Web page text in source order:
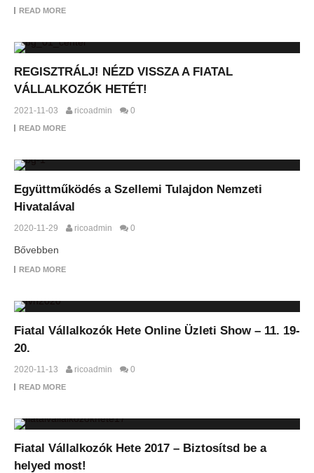
READ MORE
REGISZTRÁLJ! NÉZD VISSZA A FIATAL
VÁLLALKOZÓK HETÉT!
2021-11-03 ricoadmin 0
READ MORE
Együttműködés a Szellemi Tulajdon Nemzeti
Hivatalával
2020-11-29 ricoadmin 0
Bővebben
READ MORE
Fiatal Vállalkozók Hete Online Üzleti Show – 11. 19-
20.
2020-11-13 ricoadmin 0
READ MORE
Fiatal Vállalkozók Hete 2017 – Biztosítsd be a
helyed most!